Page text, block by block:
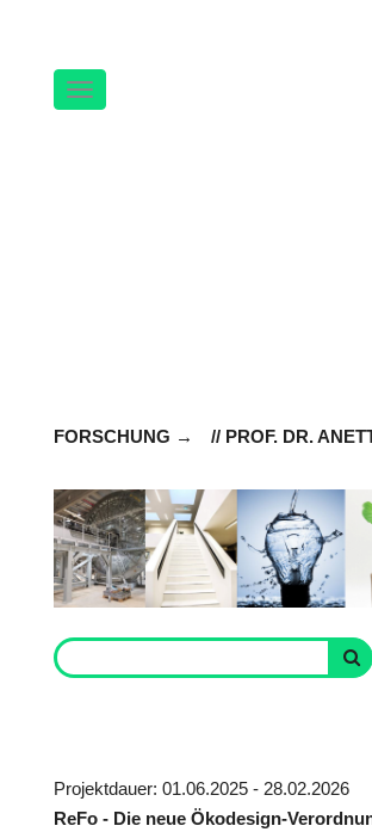
Navigation
FORSCHUNG // PROF. DR.
Projektdauer: 01.06.2025 - 28.02.2026
ReFo - Die neue Ökodesign-